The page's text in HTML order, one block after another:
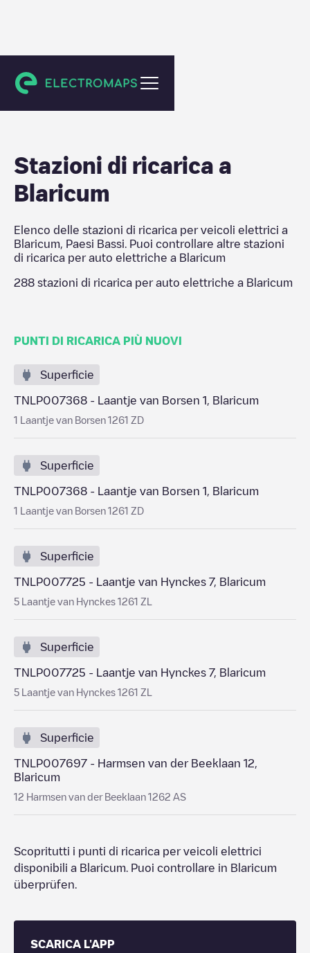
Blaricum
Stazioni di ricarica a
Blaricum
Elenco delle stazioni di ricarica per veicoli elettrici a
Blaricum
Paesi Bassi . Puoi controllare altre stazioni
di ricarica per auto elettriche a Blaricum
288 stazioni di ricarica per auto elettriche a Blaricum
PUNTI DI RICARICA PIÙ NUOVI
Superficie
TNLP007368 - Laantje van Borsen 1, Blaricum
1 Laantje van Borsen 1261 ZD
Superficie
TNLP007368 - Laantje van Borsen 1, Blaricum
1 Laantje van Borsen 1261 ZD
Superficie
TNLP007725 - Laantje van Hynckes 7, Blaricum
5 Laantje van Hynckes 1261 ZL
Superficie
TNLP007725 - Laantje van Hynckes 7, Blaricum
5 Laantje van Hynckes 1261 ZL
Superficie
TNLP007697 - Harmsen van der Beeklaan 12,
Blaricum
12 Harmsen van der Beeklaan 1262 AS
Scopritutti i punti di ricarica per veicoli elettrici
disponibili a Blaricum . Puoi controllare in Blaricum
überprüfen.
SCARICA L'APP